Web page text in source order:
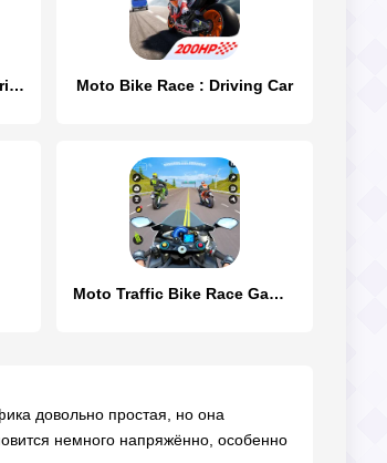
Offroad Legends - Truck Trials Moto Bike Race : Driving Car
Moto Traffic Bike Race Game 3d
довольно простая, но она
немного напряжённо, особенно